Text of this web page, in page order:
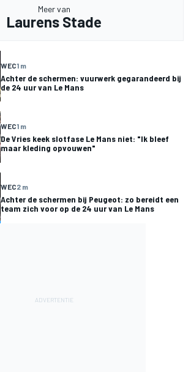
Meer van
Laurens Stade
WEC1 m
Achter de schermen: vuurwerk gegarandeerd bij
de 24 uur van Le Mans
WEC1 m
De Vries keek slotfase Le Mans niet: "Ik bleef
maar kleding opvouwen"
WEC2 m
Achter de schermen bij Peugeot: zo bereidt een
team zich voor op de 24 uur van Le Mans